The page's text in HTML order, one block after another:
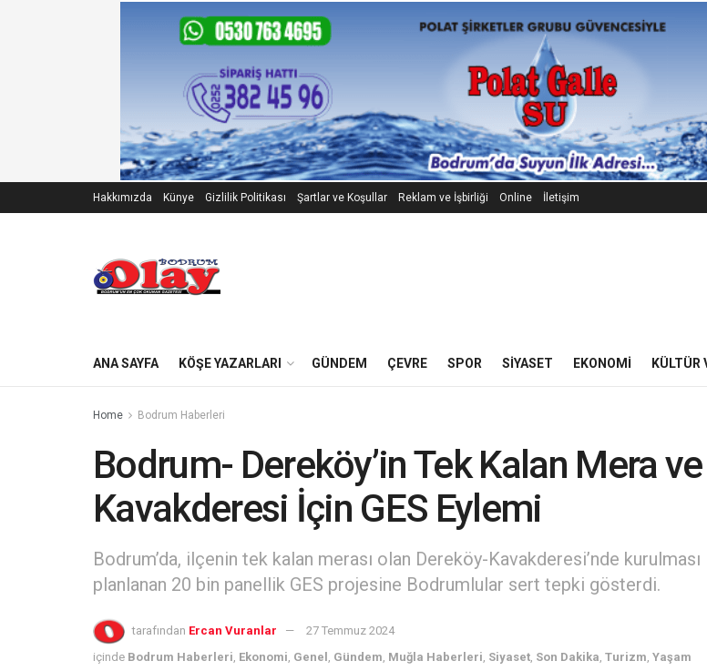
Hakkımızda Künye Gizlilik Politikası Şartlar ve Koşullar Reklam ve İşbirliği Online İletişim
ANA SAYFA KÖŞE YAZARLARI GÜNDEM ÇEVRE SPOR SIYASET EKONOMI KÜLTÜR
Home Bodrum Haberleri
Bodrum- Dereköy’in Tek Kalan Mera ve
Kavakderesi İçin GES Eylemi
Bodrum’da, ilçenin tek kalan merası olan Dereköy-Kavakderesi’nde kurulması
planlanan 20 bin panellik GES projesine Bodrumlular sert tepki gösterdi.
tarafından Ercan Vuranlar
27 Temmuz 2024
içinde Bodrum Haberleri Ekonomi Genel Gündem Muğla Haberleri Siyaset Son Dakika Turizm Yaşam